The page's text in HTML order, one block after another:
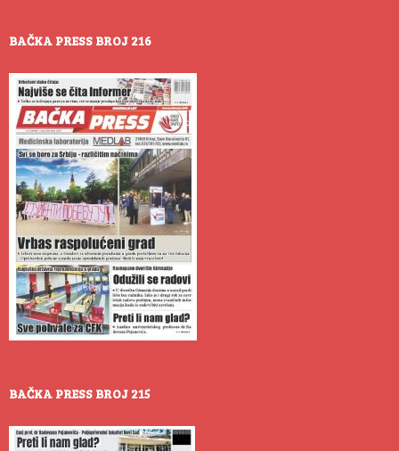
BAČKA PRESS BROJ 216
BAČKA PRESS BROJ 215